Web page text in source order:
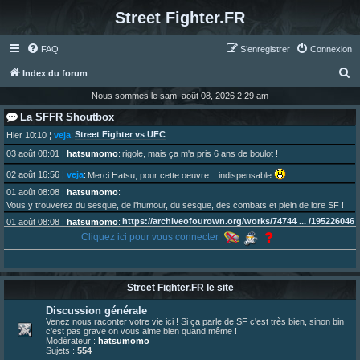
Street Fighter.FR
FAQ Connexion
S’enregistrer
Index du forum
c
e
Nous sommes le sam. août 08, 2026 2:29 am
La SFFR Shoutbox
Hier 10:10 ¦ veja: Street Fighter vs UFC
03 août 08:01 ¦ hatsumomo: rigole, mais ça m'a pris 6 ans de boulot !
02 août 16:56 ¦ veja: Merci Hatsu, pour cette oeuvre... indispensable
01 août 08:08 ¦ hatsumomo:
Vous y trouverez du sesque, de l'humour, du sesque, des combats et plein de lore SF !
01 août 08:08 ¦ hatsumomo: https://archiveofourown.org/works/74744 ... /195226046
hatsumomo :
Aujourd'hui, c'est le yaoi day. Pour la peine je reposte ma dernière fic.
30 juil. 07:22¦hatsumomo:
Un futur indispensable :https://x.com/preterniadotcom/status/20 ... 8820352079
26 juil. 22:09¦hatsumomo:bio de Alex en ligne les gens !
13 juil. 09:53¦hatsumomo:
bonjour les amis, je viens de poster ma 1e review de figurine !
23 juin 10:36¦indy:une très chouette SFFR shoutbox !
Cliquez ici pour vous connecter
Street Fighter.FR le site
Discussion générale
Venez nous raconter votre vie ici ! Si ça parle de SF c'est très bien, sinon bin
c'est pas grave on vous aime bien quand même !
Modérateur : hatsumomo
Sujets : 554